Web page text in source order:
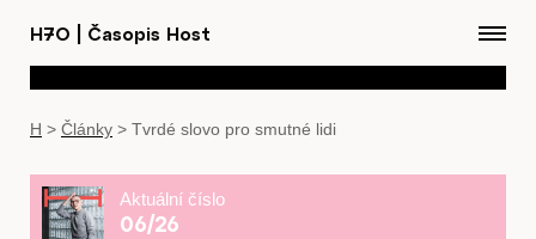
H7O Časopis Host
H > Články > Tvrdé slovo pro smutné lidi
Aktuální číslo
06/26